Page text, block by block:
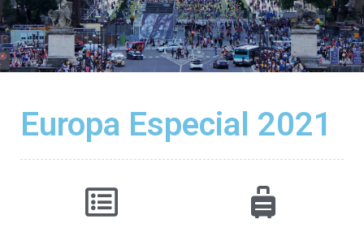
Europa Especial 2021